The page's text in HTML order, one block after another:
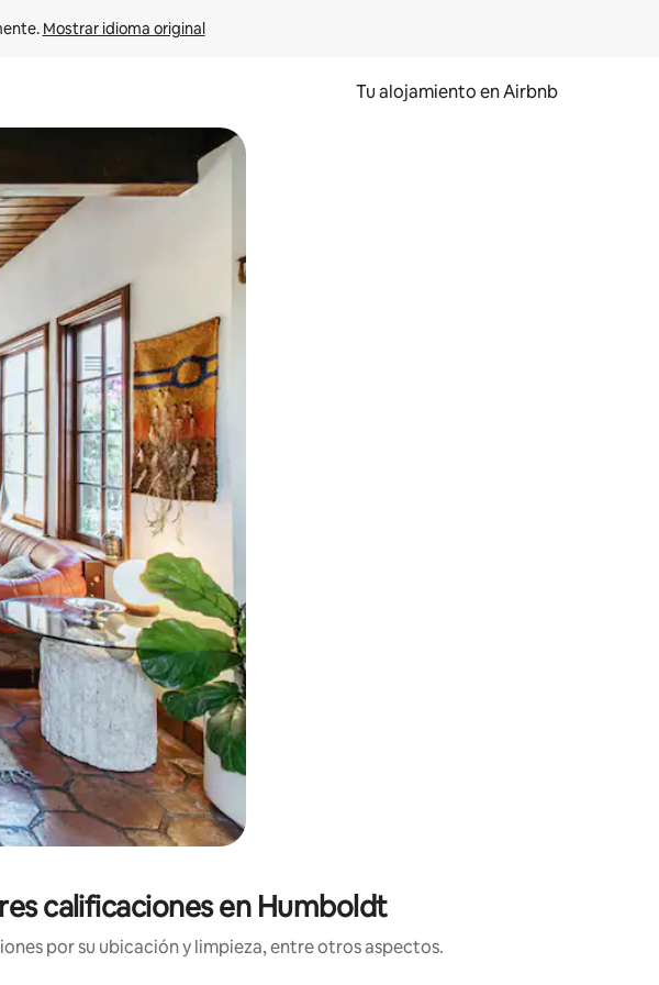
Mostrar idioma original
Tu alojamiento en Airbnb
o explorá deslizando el dedo.
calificaciones en Humboldt
por su ubicación y limpieza, entre otros aspectos.